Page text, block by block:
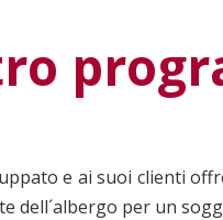
e ai suoi clienti
dell´albergo per un